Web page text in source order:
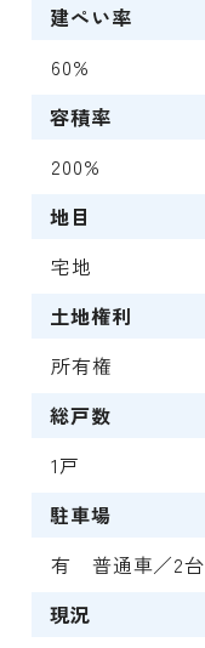
建ぺい率
60%
容積率
200%
地目
宅地
土地権利
所有権
総戸数
1戸
駐車場
有 普通車／2台
現況